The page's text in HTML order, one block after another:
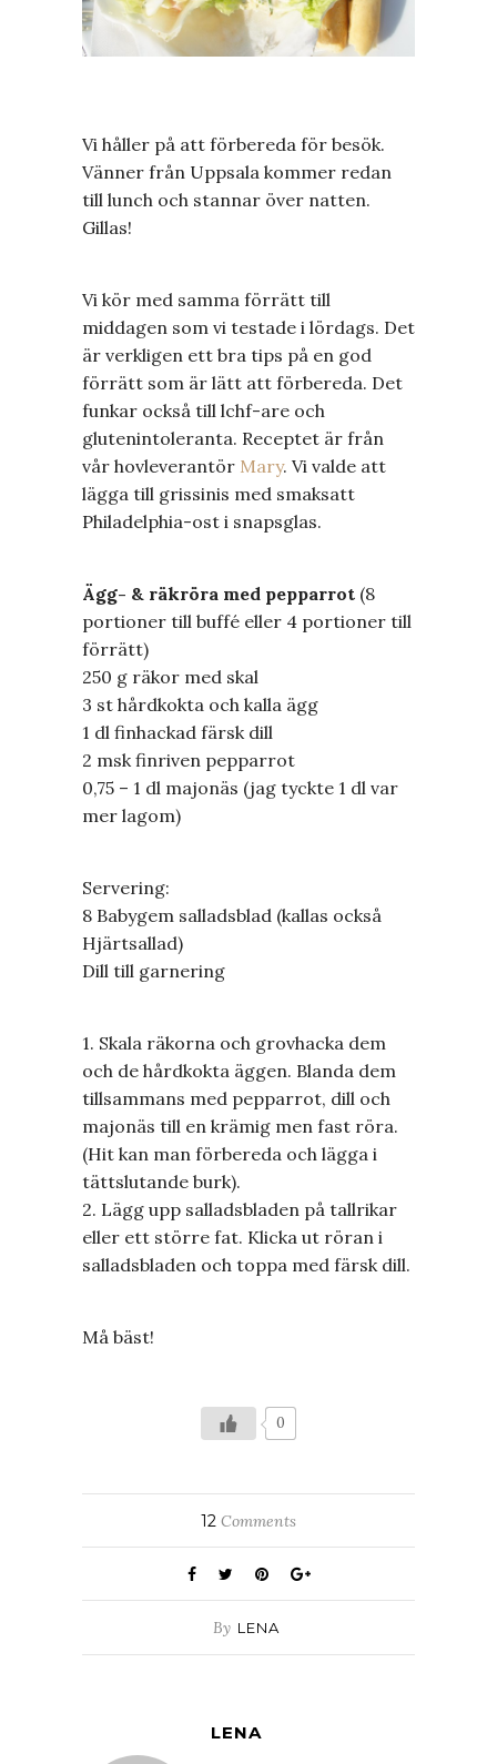
Vi håller på att förbereda för besök.
Vänner från Uppsala kommer redan
till lunch och stannar över natten.
Gillas!
Vi kör med samma förrätt till
middagen som vi testade i lördags. Det
är verkligen ett bra tips på en god
förrätt som är lätt att förbereda. Det
funkar också till lchf-are och
glutenintoleranta. Receptet är från
vår hovleverantör Mary. Vi valde att
lägga till grissinis med smaksatt
Philadelphia-ost i snapsglas.
Ägg- & räkröra med pepparrot (8
portioner till buffé eller 4 portioner till
förrätt)
250 g räkor med skal
3 st hårdkokta och kalla ägg
1 dl finhackad färsk dill
2 msk finriven pepparrot
0,75 – 1 dl majonäs (jag tyckte 1 dl var
mer lagom)
Servering:
8 Babygem salladsblad (kallas också
Hjärtsallad)
Dill till garnering
1. Skala räkorna och grovhacka dem
och de hårdkokta äggen. Blanda dem
tillsammans med pepparrot, dill och
majonäs till en krämig men fast röra.
(Hit kan man förbereda och lägga i
tättslutande burk).
2. Lägg upp salladsbladen på tallrikar
eller ett större fat. Klicka ut röran i
salladsbladen och toppa med färsk dill.
Må bäst!
0
12 Comments
By LENA
LENA